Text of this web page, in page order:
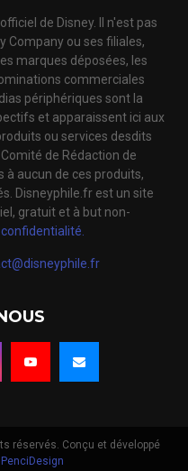
de Disney. Il n'est pas
Company ou ses filiales,
marques déposées, les
commerciales
périphériques sont la
et apparaissent ici aux
ou services desdits
de Rédaction de
à aucun de ces produits,
Disneyphile.fr est un site
gratuit et à but non-
réservés. Conçu et développé
PenciDesign